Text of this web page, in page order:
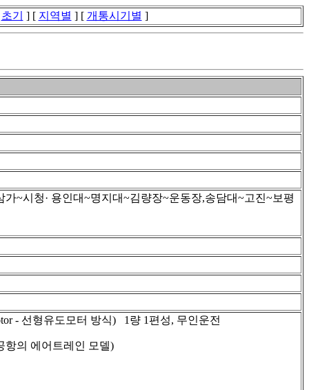
초기 ] [ 지역별 ] [ 개통시기별 ]
~시청· 용인대~명지대~김량장~운동장,송담대~고진~보평
- 선형유도모터 방식) 1량 1편성, 무인운전
항의 에어트레인 모델)